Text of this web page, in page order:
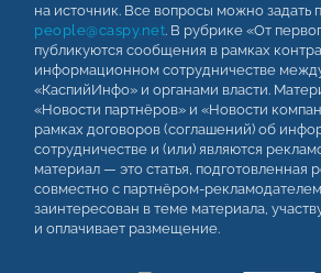
на источник. Все вопросы можно задать
people@caspy.net. В рубрике «От
публикуются сообщения в рамках
информационном сотрудничестве
«КаспийИнфо» и органами власти.
«Новости партнёров» и «Новости
рамках договоров (соглашений) об
сотрудничестве и (или) являются
материал — это статья, подготовленная
совместно с партнёром-
заинтересован в теме материала,
и оплачивает размещение.